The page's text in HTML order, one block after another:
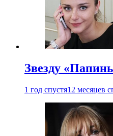
Звезду
1 год спустя12 месяцев